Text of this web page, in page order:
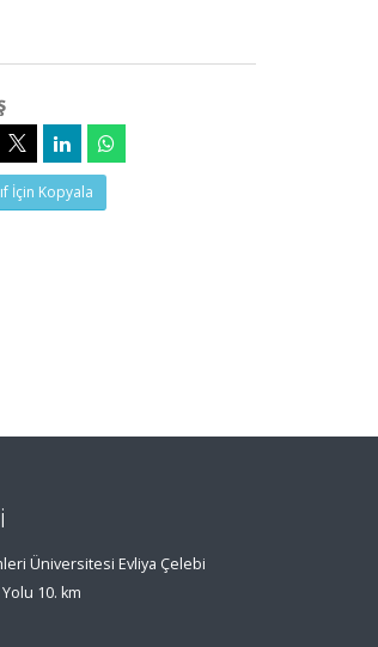
İçin Kopyala
Üniversitesi Evliya Çelebi
10. km